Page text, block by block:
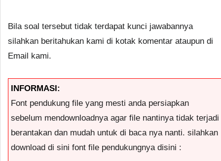
Bila soal tersebut tidak terdapat kunci jawabannya
silahkan beritahukan kami di kotak komentar ataupun di
Email kami.
INFORMASI:
Font pendukung file yang mesti anda persiapkan
sebelum mendownloadnya agar file nantinya tidak terjadi
berantakan dan mudah untuk di baca nya nanti. silahkan
download di sini font file pendukungnya disini :